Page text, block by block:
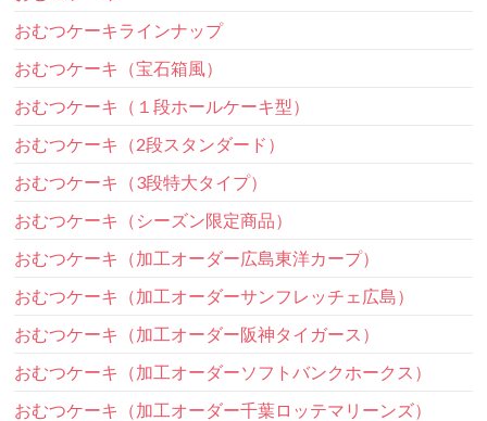
おむつケーキラインナップ
おむつケーキ（宝石箱風）
おむつケーキ（１段ホールケーキ型）
おむつケーキ（2段スタンダード）
おむつケーキ（3段特大タイプ）
おむつケーキ（シーズン限定商品）
おむつケーキ（加工オーダー広島東洋カープ）
おむつケーキ（加工オーダーサンフレッチェ広島）
おむつケーキ（加工オーダー阪神タイガース）
おむつケーキ（加工オーダーソフトバンクホークス）
おむつケーキ（加工オーダー千葉ロッテマリーンズ）